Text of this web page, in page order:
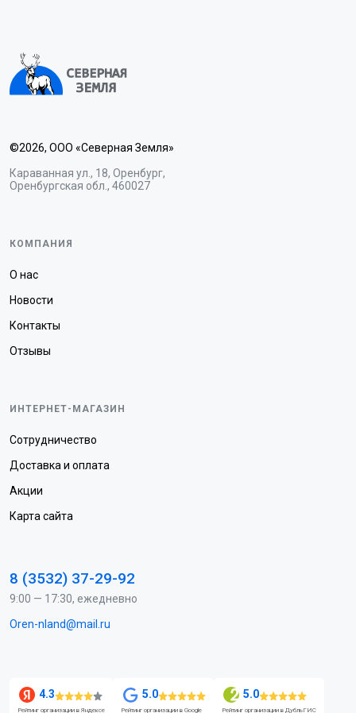
©2026, ООО «Северная Земля»
Караванная ул., 18, Оренбург,
Оренбургская обл., 460027
КОМПАНИЯ
О нас
Новости
Контакты
Отзывы
ИНТЕРНЕТ-МАГАЗИН
Сотрудничество
Доставка и оплата
Акции
Карта сайта
8 (3532) 37-29-92
9:00 — 17:30, ежедневно
Oren-nland@mail.ru
4.3
Рейтинг организации в Яндексе
5.0
Рейтинг организации в Google
5.0
Рейтинг организации в ДубльГИС